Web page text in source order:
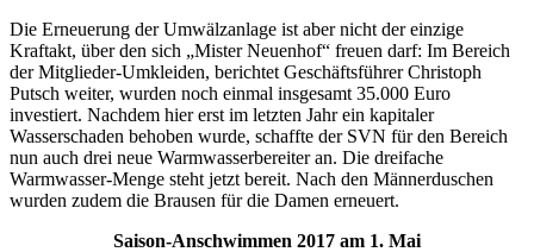
Die Erneuerung der Umwälzanlage ist aber nicht der einzige
Kraftakt, über den sich „Mister Neuenhof“ freuen darf: Im Bereich
der Mitglieder-Umkleiden, berichtet Geschäftsführer Christoph
Putsch weiter, wurden noch einmal insgesamt 35.000 Euro
investiert. Nachdem hier erst im letzten Jahr ein kapitaler
Wasserschaden behoben wurde, schaffte der SVN für den Bereich
nun auch drei neue Warmwasserbereiter an. Die dreifache
Warmwasser-Menge steht jetzt bereit. Nach den Männerduschen
wurden zudem die Brausen für die Damen erneuert.
Saison-Anschwimmen 2017 am 1. Mai